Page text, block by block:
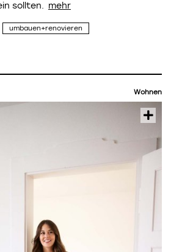
sollten.
umbauen+renovieren
Wohnen